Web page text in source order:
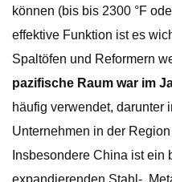
können (bis bis 2300 °F
effektive Funktion ist es
Spaltöfen und Reformern
pazifische Raum war im
häufig verwendet, darunter
Unternehmen in der
Insbesondere China ist